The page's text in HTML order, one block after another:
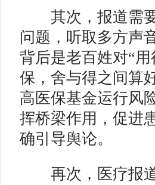
其次，报道需要
问题，听取多方声
背后是老百姓对“
保，舍与得之间算
高医保基金运行风
挥桥梁作用，促进
确引导舆论。
再次，医疗报道